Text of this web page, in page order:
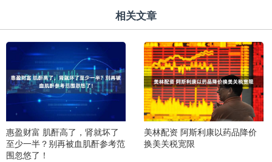
相关文章
惠盈财富 肌酐高了，肾就坏了
至少一半？别再被血肌酐参考范
围忽悠了！
美林配资 阿斯利康以药品降价
换美关税宽限